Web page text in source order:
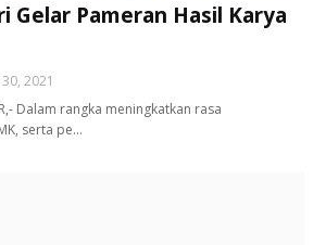
Gelar Pameran Hasil Karya
2021
Dalam rangka meningkatkan rasa
serta pe…